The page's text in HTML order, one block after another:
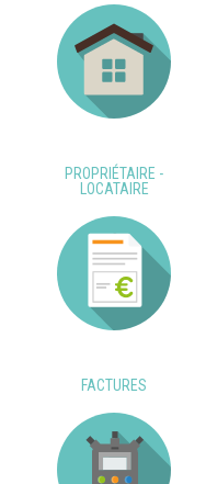
PROPRIÉTAIRE -
LOCATAIRE
FACTURES